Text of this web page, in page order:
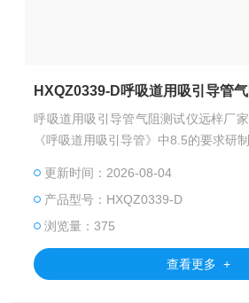
HXQZ0339-D呼吸道用吸引导管
呼吸道用吸引导管气阻测试仪远梓厂
《呼吸道用吸引导管》中8.5的要求研制
更新时间：2026-08-04
产品型号：HXQZ0339-D
浏览量：375
查看更多 +